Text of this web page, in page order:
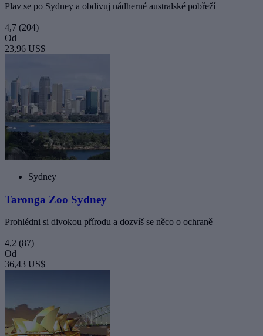
Plav se po Sydney a obdivuj nádherné australské pobřeží
4,7 (204)
Od
23,96 US$
Sydney
Taronga Zoo Sydney
Prohlédni si divokou přírodu a dozvíš se něco o ochraně
4,2 (87)
Od
36,43 US$